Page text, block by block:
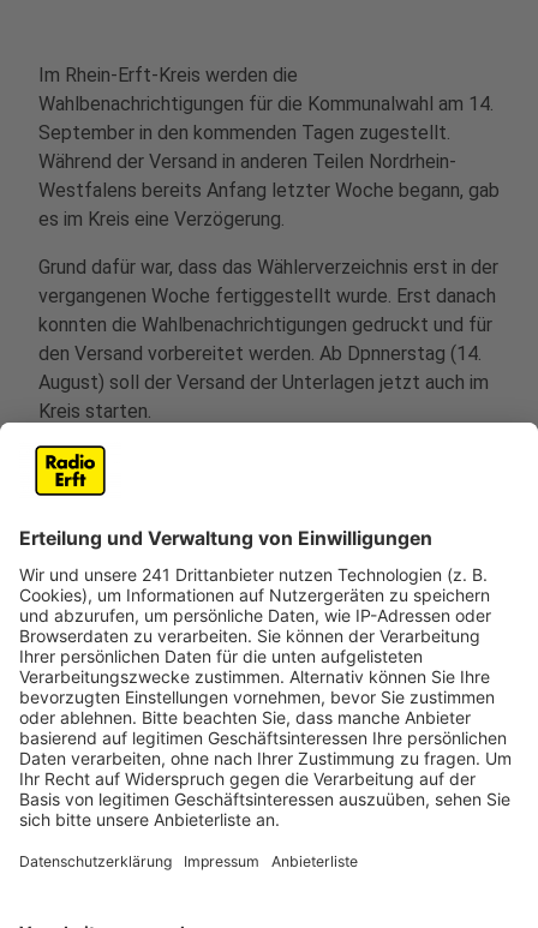
Im Rhein-Erft-Kreis werden die
Wahlbenachrichtigungen für die Kommunalwahl am 14.
September in den kommenden Tagen zugestellt.
Während der Versand in anderen Teilen Nordrhein-
Westfalens bereits Anfang letzter Woche begann, gab
es im Kreis eine Verzögerung.
Grund dafür war, dass das Wählerverzeichnis erst in der
vergangenen Woche fertiggestellt wurde. Erst danach
konnten die Wahlbenachrichtigungen gedruckt und für
den Versand vorbereitet werden. Ab Dpnnerstag (14.
August) soll der Versand der Unterlagen jetzt auch im
Kreis starten.
Die Wahlbenachrichtigungen müssen laut Vorgaben
spätestens bis Donnerstag, den 24. August, bei den
wichtige Informationen, wie etwa das zuständige
Wahllokal und Hinweise zur Beantragung der Briefwahl.
Bei den Kommunalwahlen im Rhein-Erft-Kreis stehen
insgesamt vier Stimmen zur Verfügung: Gewählt
werden die Bürgermeisterinnen und Bürgermeister, der
Landrat, die Stadträte sowie der Kreistag.
Und eine Übersicht über alle Kandidatinnen und
Kandidaten für die Bürgermeister- und Landratswahlen
haben wir für euchbei uns auf der Homepage